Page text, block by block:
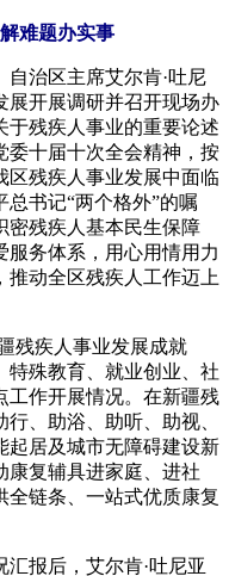
难题办实事
治区主席艾尔肯·吐尼
展开展调研并召开现场办
于残疾人事业的重要论述
委十届十次全会精神，按
区残疾人事业发展中面临
书记“两个格外”的嘱
密残疾人基本民生保障
服务体系，用心用情用力
推动全区残疾人工作迈上
疾人事业发展成就
特殊教育、就业创业、社
工作开展情况。在新疆残
、助浴、助听、助视、
起居及城市无障碍建设新
康复辅具进家庭、进社
全链条、一站式优质康复
报后，艾尔肯·吐尼亚